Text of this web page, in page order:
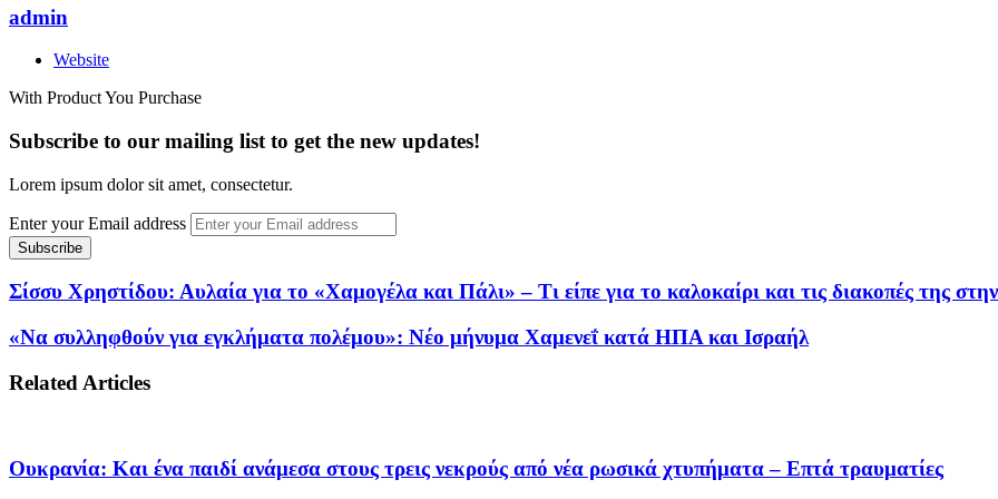
admin
Website
With Product You Purchase
Subscribe to our mailing list to get the new updates!
Lorem ipsum dolor sit amet, consectetur.
Enter your Email address
Σίσσυ Χρηστίδου: Αυλαία για το «Χαμογέλα και Πάλι» – Τι είπε για το καλοκαίρι και τις διακοπές της
«Να συλληφθούν για εγκλήματα πολέμου»: Νέο μήνυμα Χαμενεΐ κατά ΗΠΑ και Ισραήλ
Related Articles
Ουκρανία: Και ένα παιδί ανάμεσα στους τρεις νεκρούς από νέα ρωσικά χτυπήματα – Επτά τραυματίες